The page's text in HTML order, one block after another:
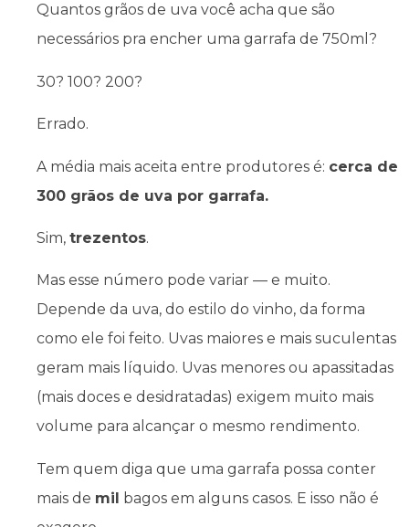
Quantos grãos de uva você acha que são
necessários pra encher uma garrafa de 750ml?
30? 100? 200?
Errado.
A média mais aceita entre produtores é: cerca de
300 grãos de uva por garrafa.
Sim, trezentos.
Mas esse número pode variar — e muito.
Depende da uva, do estilo do vinho, da forma
como ele foi feito. Uvas maiores e mais suculentas
geram mais líquido. Uvas menores ou apassitadas
(mais doces e desidratadas) exigem muito mais
volume para alcançar o mesmo rendimento.
Tem quem diga que uma garrafa possa conter
mais de mil bagos em alguns casos. E isso não é